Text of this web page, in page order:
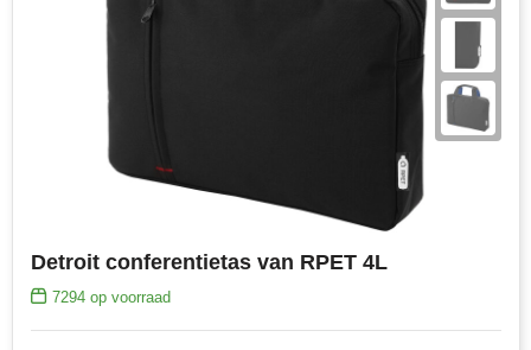
Detroit conferentietas van RPET 4L
7294op voorraad